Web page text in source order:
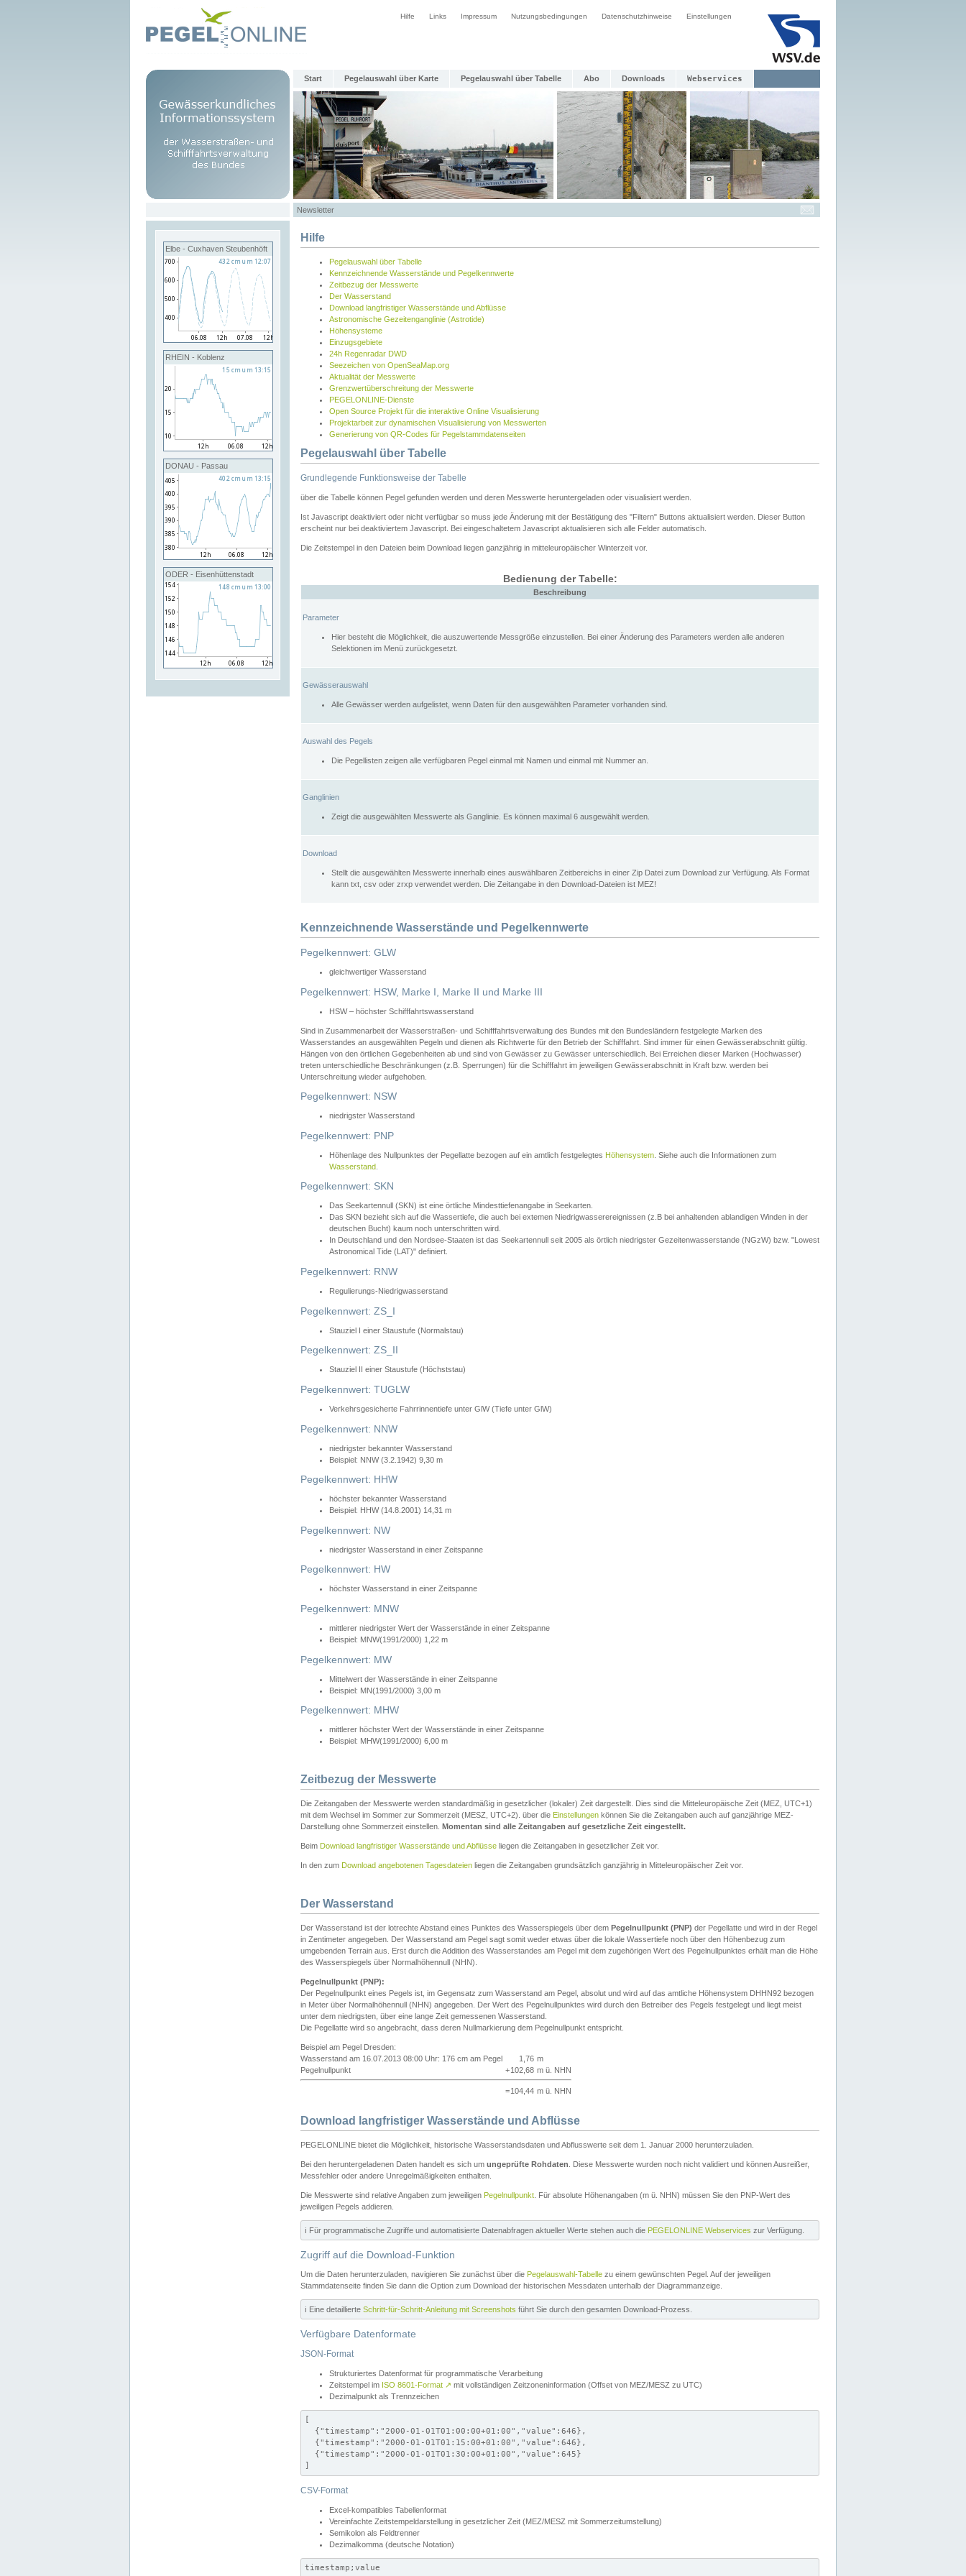
Hilfe Links Impressum Nutzungsbedingungen Datenschutzhinweise Einstellungen
Start Pegelauswahl über Karte Pegelauswahl über Tabelle Abo Downloads Webservices
Newsletter
Elbe - Cuxhaven Steubenhöft
RHEIN - Koblenz
DONAU - Passau
ODER - Eisenhüttenstadt
Hilfe
Pegelauswahl über Tabelle
Kennzeichnende Wasserstände und Pegelkennwerte
Zeitbezug der Messwerte
Der Wasserstand
Download langfristiger Wasserstände und Abflüsse
Astronomische Gezeitenganglinie (Astrotide)
Höhensysteme
Einzugsgebiete
24h Regenradar DWD
Seezeichen von OpenSeaMap.org
Aktualität der Messwerte
Grenzwertüberschreitung der Messwerte
PEGELONLINE-Dienste
Open Source Projekt für die interaktive Online Visualisierung
Projektarbeit zur dynamischen Visualisierung von Messwerten
Generierung von QR-Codes für Pegelstammdatenseiten
Pegelauswahl über Tabelle
Grundlegende Funktionsweise der Tabelle
über die Tabelle können Pegel gefunden werden und deren Messwerte heruntergeladen oder visualisiert werden.
Ist Javascript deaktiviert oder nicht verfügbar so muss jede Änderung mit der Bestätigung des "Filtern" Buttons aktualisiert werden. Dieser Button
erscheint nur bei deaktiviertem Javascript. Bei eingeschaltetem Javascript aktualisieren sich alle Felder automatisch.
Die Zeitstempel in den Dateien beim Download liegen ganzjährig in mitteleuropäischer Winterzeit vor.
Bedienung der Tabelle:
Beschreibung
Parameter
Hier besteht die Möglichkeit, die auszuwertende Messgröße einzustellen. Bei einer Änderung des Parameters werden alle anderen
Selektionen im Menü zurückgesetzt.
Gewässerauswahl
Alle Gewässer werden aufgelistet, wenn Daten für den ausgewählten Parameter vorhanden sind.
Auswahl des Pegels
Die Pegellisten zeigen alle verfügbaren Pegel einmal mit Namen und einmal mit Nummer an.
Ganglinien
Zeigt die ausgewählten Messwerte als Ganglinie. Es können maximal 6 ausgewählt werden.
Download
Stellt die ausgewählten Messwerte innerhalb eines auswählbaren Zeitbereichs in einer Zip Datei zum Download zur Verfügung. Als Format
kann txt, csv oder zrxp verwendet werden. Die Zeitangabe in den Download-Dateien ist MEZ!
Kennzeichnende Wasserstände und Pegelkennwerte
Pegelkennwert: GLW
gleichwertiger Wasserstand
Pegelkennwert: HSW, Marke I, Marke II und Marke III
HSW – höchster Schifffahrtswasserstand
Sind in Zusammenarbeit der Wasserstraßen- und Schifffahrtsverwaltung des Bundes mit den Bundesländern festgelegte Marken des
Wasserstandes an ausgewählten Pegeln und dienen als Richtwerte für den Betrieb der Schifffahrt. Sind immer für einen Gewässerabschnitt gültig.
Hängen von den örtlichen Gegebenheiten ab und sind von Gewässer zu Gewässer unterschiedlich. Bei Erreichen dieser Marken (Hochwasser)
treten unterschiedliche Beschränkungen (z.B. Sperrungen) für die Schifffahrt im jeweiligen Gewässerabschnitt in Kraft bzw. werden bei
Unterschreitung wieder aufgehoben.
Pegelkennwert: NSW
niedrigster Wasserstand
Pegelkennwert: PNP
Höhenlage des Nullpunktes der Pegellatte bezogen auf ein amtlich festgelegtes Höhensystem . Siehe auch die Informationen zum
Wasserstand
Pegelkennwert: SKN
Das Seekartennull (SKN) ist eine örtliche Mindesttiefenangabe in Seekarten.
Das SKN bezieht sich auf die Wassertiefe, die auch bei extemen Niedrigwasserereignissen (z.B bei anhaltenden ablandigen Winden in der
deutschen Bucht) kaum noch unterschritten wird.
In Deutschland und den Nordsee-Staaten ist das Seekartennull seit 2005 als örtlich niedrigster Gezeitenwasserstande (NGzW) bzw. "Lowest
Astronomical Tide (LAT)" definiert.
Pegelkennwert: RNW
Regulierungs-Niedrigwasserstand
Pegelkennwert: ZS_I
Stauziel I einer Staustufe (Normalstau)
Pegelkennwert: ZS_II
Stauziel II einer Staustufe (Höchststau)
Pegelkennwert: TUGLW
Verkehrsgesicherte Fahrrinnentiefe unter GlW (Tiefe unter GlW)
Pegelkennwert: NNW
niedrigster bekannter Wasserstand
Beispiel: NNW (3.2.1942) 9,30 m
Pegelkennwert: HHW
höchster bekannter Wasserstand
Beispiel: HHW (14.8.2001) 14,31 m
Pegelkennwert: NW
niedrigster Wasserstand in einer Zeitspanne
Pegelkennwert: HW
höchster Wasserstand in einer Zeitspanne
Pegelkennwert: MNW
mittlerer niedrigster Wert der Wasserstände in einer Zeitspanne
Beispiel: MNW(1991/2000) 1,22 m
Pegelkennwert: MW
Mittelwert der Wasserstände in einer Zeitspanne
Beispiel: MN(1991/2000) 3,00 m
Pegelkennwert: MHW
mittlerer höchster Wert der Wasserstände in einer Zeitspanne
Beispiel: MHW(1991/2000) 6,00 m
Zeitbezug der Messwerte
Die Zeitangaben der Messwerte werden standardmäßig in gesetzlicher (lokaler) Zeit dargestellt. Dies sind die Mitteleuropäische Zeit (MEZ, UTC+1)
mit dem Wechsel im Sommer zur Sommerzeit (MESZ, UTC+2). über die Einstellungen können Sie die Zeitangaben auch auf ganzjährige MEZ-
Darstellung ohne Sommerzeit einstellen. Momentan sind alle Zeitangaben auf gesetzliche Zeit eingestellt.
Beim Download langfristiger Wasserstände und Abflüsse liegen die Zeitangaben in gesetzlicher Zeit vor.
In den zum Download angebotenen Tagesdateien liegen die Zeitangaben grundsätzlich ganzjährig in Mitteleuropäischer Zeit vor.
Der Wasserstand
Der Wasserstand ist der lotrechte Abstand eines Punktes des Wasserspiegels über dem Pegelnullpunkt (PNP) der Pegellatte und wird in der Regel
in Zentimeter angegeben. Der Wasserstand am Pegel sagt somit weder etwas über die lokale Wassertiefe noch über den Höhenbezug zum
umgebenden Terrain aus. Erst durch die Addition des Wasserstandes am Pegel mit dem zugehörigen Wert des Pegelnullpunktes erhält man die Höhe
des Wasserspiegels über Normalhöhennull (NHN).
Pegelnullpunkt (PNP):
Der Pegelnullpunkt eines Pegels ist, im Gegensatz zum Wasserstand am Pegel, absolut und wird auf das amtliche Höhensystem DHHN92 bezogen
in Meter über Normalhöhennull (NHN) angegeben. Der Wert des Pegelnullpunktes wird durch den Betreiber des Pegels festgelegt und liegt meist
unter dem niedrigsten, über eine lange Zeit gemessenen Wasserstand.
Die Pegellatte wird so angebracht, dass deren Nullmarkierung dem Pegelnullpunkt entspricht.
Beispiel am Pegel Dresden:
Wasserstand am 16.07.2013 08:00 Uhr: 176 cm am Pegel
1,76 m
Pegelnullpunkt
+102,68 m ü. NHN
=104,44 m ü. NHN
Download langfristiger Wasserstände und Abflüsse
PEGELONLINE bietet die Möglichkeit, historische Wasserstandsdaten und Abflusswerte seit dem 1. Januar 2000 herunterzuladen.
Bei den heruntergeladenen Daten handelt es sich um ungeprüfte Rohdaten . Diese Messwerte wurden noch nicht validiert und können Ausreißer,
Messfehler oder andere Unregelmäßigkeiten enthalten.
Die Messwerte sind relative Angaben zum jeweiligen Pegelnullpunkt . Für absolute Höhenangaben (m ü. NHN) müssen Sie den PNP-Wert des
jeweiligen Pegels addieren.
ℹ️ Für programmatische Zugriffe und automatisierte Datenabfragen aktueller Werte stehen auch die PEGELONLINE Webservices zur Verfügung.
Zugriff auf die Download-Funktion
Um die Daten herunterzuladen, navigieren Sie zunächst über die Pegelauswahl-Tabelle zu einem gewünschten Pegel. Auf der jeweiligen
Stammdatenseite finden Sie dann die Option zum Download der historischen Messdaten unterhalb der Diagrammanzeige.
ℹ️ Eine detaillierte Schritt-für-Schritt-Anleitung mit Screenshots führt Sie durch den gesamten Download-Prozess.
Verfügbare Datenformate
JSON-Format
Strukturiertes Datenformat für programmatische Verarbeitung
Zeitstempel im ISO 8601-Format ↗ mit vollständigen Zeitzoneninformation (Offset von MEZ/MESZ zu UTC)
Dezimalpunkt als Trennzeichen
[
  {"timestamp":"2000-01-01T01:00:00+01:00","value":646},
  {"timestamp":"2000-01-01T01:15:00+01:00","value":646},
  {"timestamp":"2000-01-01T01:30:00+01:00","value":645}
]
CSV-Format
Excel-kompatibles Tabellenformat
Vereinfachte Zeitstempeldarstellung in gesetzlicher Zeit (MEZ/MESZ mit Sommerzeitumstellung)
Semikolon als Feldtrenner
Dezimalkomma (deutsche Notation)
timestamp;value